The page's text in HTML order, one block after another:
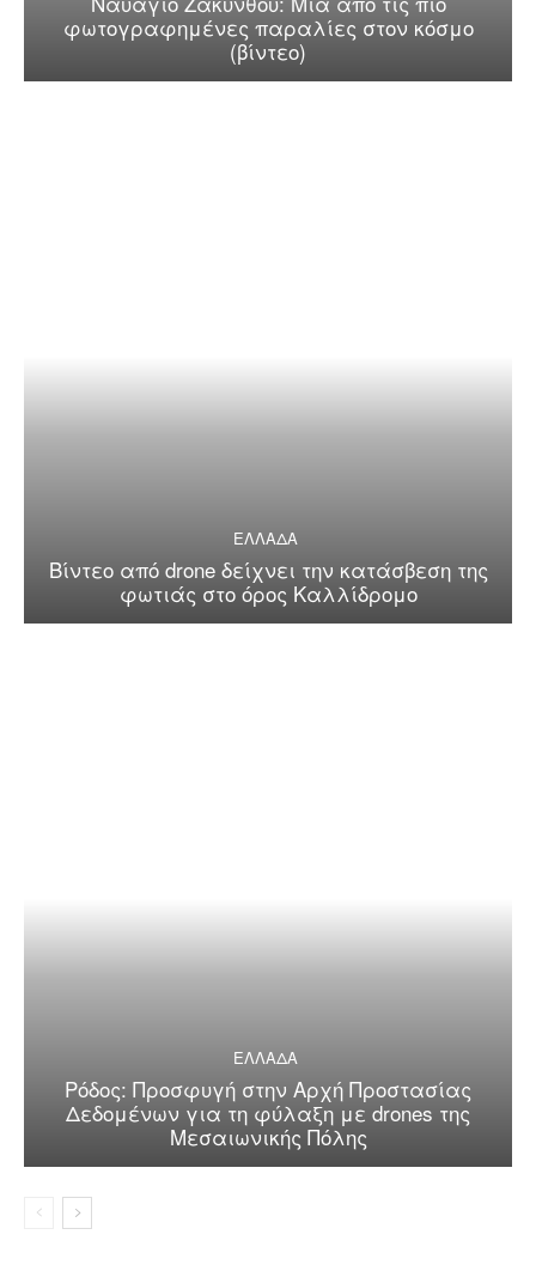
φωτογραφημένες παραλίες στον κόσμο
(βίντεο)
ΕΛΛΑΔΑ
Βίντεο από drone δείχνει την κατάσβεση της
φωτιάς στο όρος Καλλίδρομο
ΕΛΛΑΔΑ
Ρόδος: Προσφυγή στην Αρχή Προστασίας
Δεδομένων για τη φύλαξη με drones της
Μεσαιωνικής Πόλης